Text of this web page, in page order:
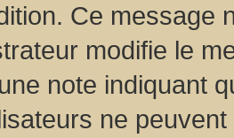
Ce message
modifie le
note indiquant
ne